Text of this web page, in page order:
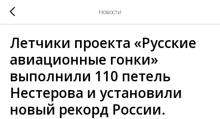
Новости
Летчики проекта «Русские
авиационные гонки»
выполнили 110 петель
Нестерова и установили
новый рекорд России.